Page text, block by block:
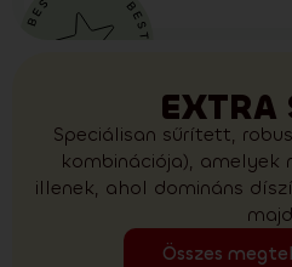
EXTRA
Speciálisan sűrített,
kombinációja),
illenek, ahol domináns
Összes